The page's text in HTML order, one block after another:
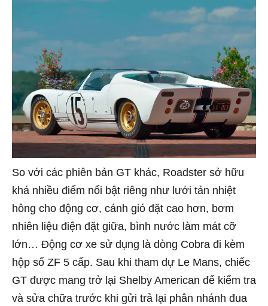
So với các phiên bản GT khác, Roadster sở hữu
khá nhiều điểm nổi bật riêng như lưới tản nhiệt
hông cho động cơ, cánh gió đặt cao hơn, bơm
nhiên liệu điện đặt giữa, bình nước làm mát cỡ
lớn… Động cơ xe sử dụng là dòng Cobra đi kèm
hộp số ZF 5 cấp. Sau khi tham dự Le Mans, chiếc
GT được mang trở lại Shelby American để kiểm tra
và sửa chữa trước khi gửi trả lại phân nhánh đua